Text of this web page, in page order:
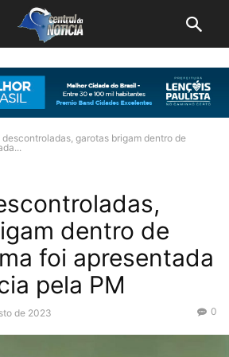
descontroladas, garotas brigam dentro de
dentro de
foi apresentada
pela PM
de 2023 0